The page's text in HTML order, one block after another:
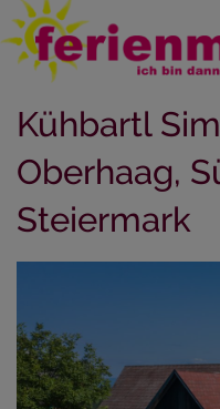
Kühbartl
Oberhaag,
Steiermark